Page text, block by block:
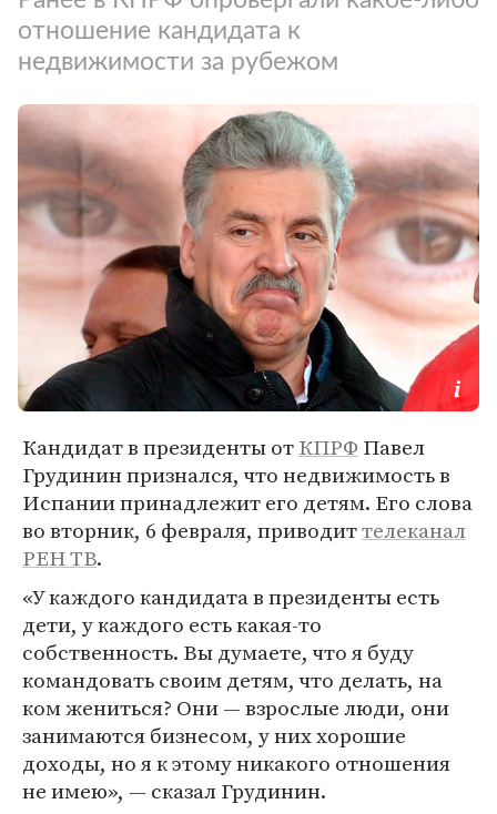
отношение кандидата к
недвижимости за рубежом
Кандидат в президенты отКПРФ Павел
Грудинин признался, что недвижимость в
Испании принадлежит его детям. Его слова
во вторник, 6 февраля, приводиттелеканал
РЕН ТВ.
«У каждого кандидата в президенты есть
дети, у каждого есть какая-то
собственность. Вы думаете, что я буду
командовать своим детям, что делать, на
ком жениться? Они — взрослые люди, они
занимаются бизнесом, у них хорошие
доходы, но я к этому никакого отношения
не имею», — сказал Грудинин.